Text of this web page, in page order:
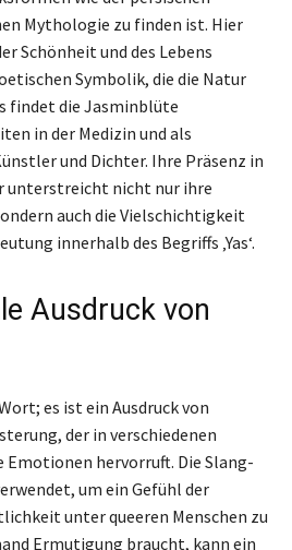
Mythologie zu finden ist. Hier
Schönheit und des Lebens
Symbolik, die die Natur
findet die Jasminblüte
in der Medizin und als
und Dichter. Ihre Präsenz in
unterstreicht nicht nur ihre
auch die Vielschichtigkeit
innerhalb des Begriffs ‚Yas‘.
Ausdruck von
es ist ein Ausdruck von
der in verschiedenen
Emotionen hervorruft. Die Slang-
um ein Gefühl der
unter queeren Menschen zu
Ermutigung braucht, kann ein